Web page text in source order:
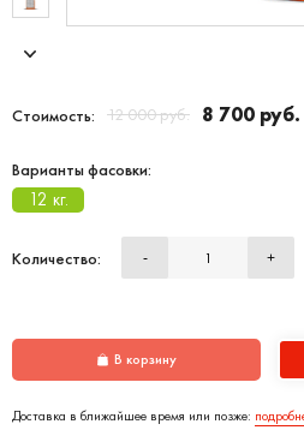
Стоимость: 12 000 руб. 8 700 руб.
Варианты фасовки:
12 кг.
Количество: - +
В корзину
Доставка в ближайшее время или позже: